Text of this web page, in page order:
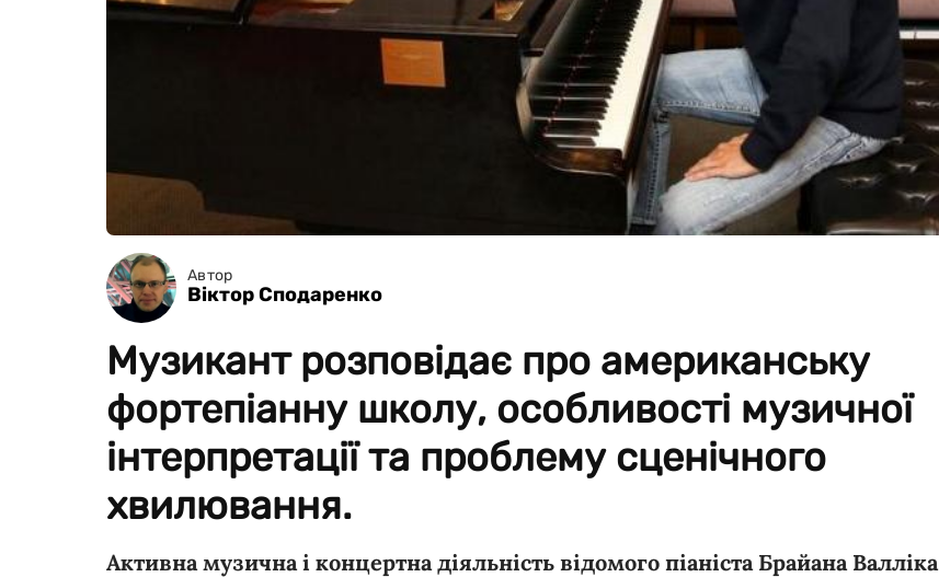
Автор
Віктор Сподаренко
Музикант розповідає про американську
фортепіанну школу, особливості музичної
інтерпретації та проблему сценічного
хвилювання.
Активна музична і концертна діяльність відомого піаніста Брайана Валліка